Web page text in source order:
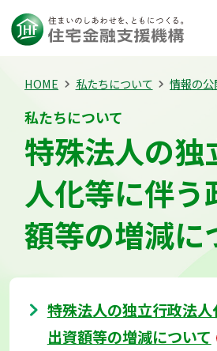
HOME 私たちについて 情報の
私たちについて
特殊法人の独
人化等に伴う
額等の増減に
特殊法人の独立行政法
出資額等の増減について